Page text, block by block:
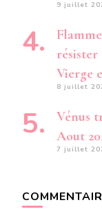
9 juillet
Vierge
8 juillet
Vénus
Aout
7 juillet